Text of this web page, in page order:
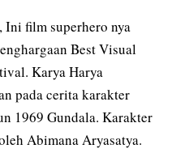
Ini film superhero nya
Best Visual
Karya Harya
pada cerita karakter
1969 Gundala. Karakter
Abimana Aryasatya.